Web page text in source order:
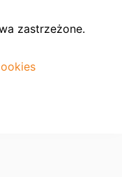
zastrzeżone.